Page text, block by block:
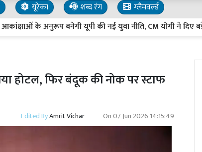
यूरेका शब्द रंग
ग्लैमवर्ल्ड
के अनुरूप बनेगी यूपी की नई युवा नीति, CM योगी ने दिए बड़े निर्देश
होटल, फिर बंदूक की नोक पर स्टाफ
Edited ByAmrit Vichar On07 Jun 2026 14:15:49